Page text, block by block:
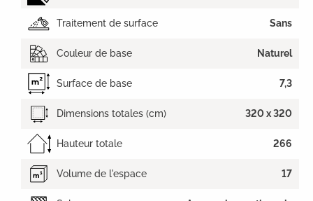
Traitement de surface Sans
Couleur de base Naturel
Surface de base 7,3
Dimensions totales (cm) 320 x 320
Hauteur totale 266
Volume de l'espace 17